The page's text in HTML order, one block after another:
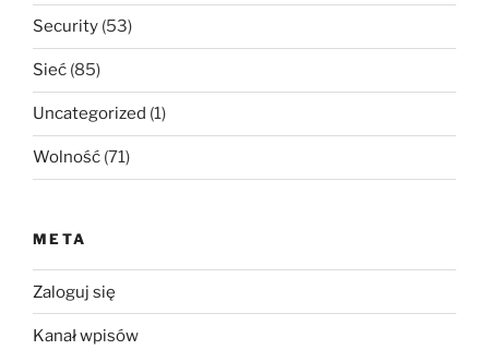
Security (53)
Sieć (85)
Uncategorized (1)
Wolność (71)
META
Zaloguj się
Kanał wpisów